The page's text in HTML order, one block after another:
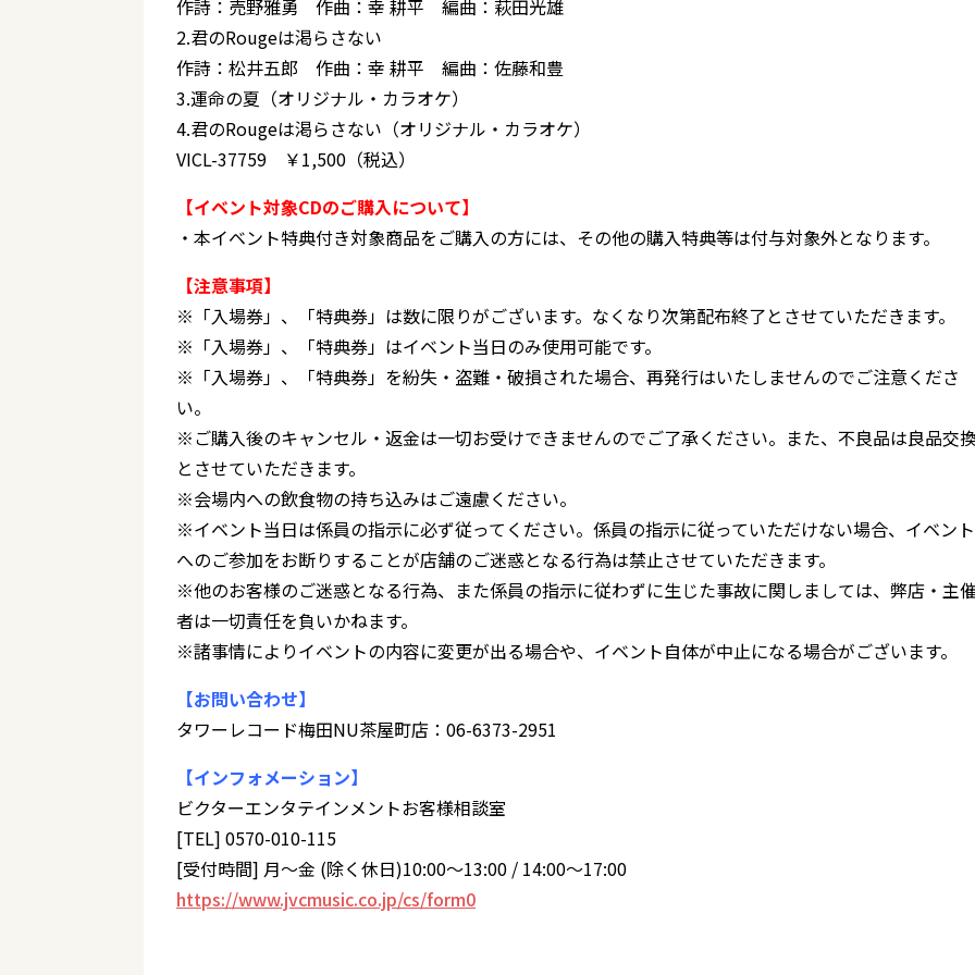
作詩：売野雅勇 作曲：幸 耕平 編曲：萩田光雄
2.君のRougeは渇らさない
作詩：松井五郎 作曲：幸 耕平 編曲：佐藤和豊
3.運命の夏（オリジナル・カラオケ）
4.君のRougeは渇らさない（オリジナル・カラオケ）
VICL-37759 ￥1,500（税込）
【イベント対象CDのご購入について】
・本イベント特典付き対象商品をご購入の方には、その他の購入特典等は付与対象外となります。
【注意事項】
※「入場券」、「特典券」は数に限りがございます。なくなり次第配布終了とさせていただきます。
※「入場券」、「特典券」はイベント当日のみ使用可能です。
※「入場券」、「特典券」を紛失・盗難・破損された場合、再発行はいたしませんのでご注意くださ
い。
※ご購入後のキャンセル・返金は一切お受けできませんのでご了承ください。また、不良品は良品交
とさせていただきます。
※会場内への飲食物の持ち込みはご遠慮ください。
※イベント当日は係員の指示に必ず従ってください。係員の指示に従っていただけない場合、イベント
へのご参加をお断りすることが店舗のご迷惑となる行為は禁止させていただきます。
※他のお客様のご迷惑となる行為、また係員の指示に従わずに生じた事故に関しましては、弊店・主
者は一切責任を負いかねます。
※諸事情によりイベントの内容に変更が出る場合や、イベント自体が中止になる場合がございます。
【お問い合わせ】
タワーレコード梅田NU茶屋町店：06-6373-2951
【インフォメーション】
ビクターエンタテインメントお客様相談室
[TEL] 0570-010-115
[受付時間] 月～金 (除く休日)10:00～13:00 / 14:00～17:00
https://www.jvcmusic.co.jp/cs/form0